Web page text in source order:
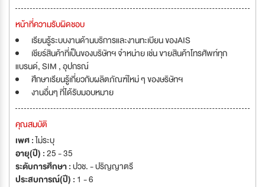
หน้าที่ความรับผิดชอบ
เรียนรู้ระบบงานด้านบริการและงานทะเบียน ของAIS
เชียร์สินค้าที่เป็นของบริษัทฯ จำหน่าย เช่น ขายสินค้าโทรศัพท์ทุก
แบรนด์, SIM , อุปกรณ์
ศึกษาเรียนรู้เกี่ยวกับผลิตภัณฑ์ใหม่ ๆ ของษริษัทฯ
งานอื่นๆ ที่ได้รับมอบหมาย
คุณสมบัติ
เพศ :ไม่ระบุ
อายุ(ปี) :25 - 35
ระดับการศึกษา :ปวช. - ปริญญาตรี
ประสบการณ์(ปี) : 1 - 6